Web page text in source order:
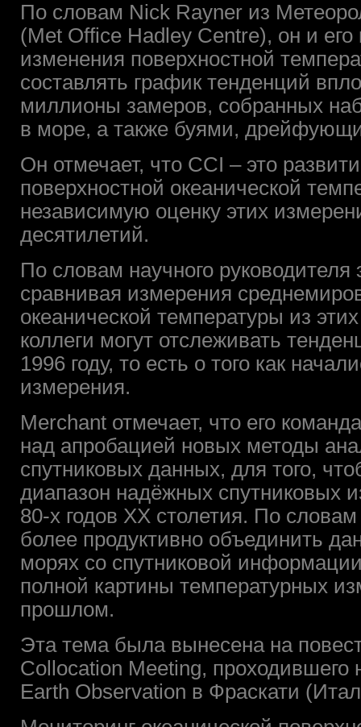
По словам Nick Rayner из
(Met Office Hadley Centre), он и его
изменения поверхностной
составлять график тенденций
миллионы замеров, собранных
в море, а также буями,
Он отмечает, что CCI – это
поверхностной океанической
независимую оценку этих
десятилетий.
По словам научного руководителя
сравнивая измерения
океанической температуры из
коллеги могут отслеживать
1996 году, то есть о того как
измерения.
Merchant отмечает, что его
над апробацией новых методы
спутниковых данных, для того,
диапазон надёжных спутниковых
80-х годов ХХ столетия. По
более продуктивно объединить
морях со спутниковой
полной картины температурных
прошлом.
Эта тема была вынесена на
Collocation Meeting,
Earth Observation в Фраскати